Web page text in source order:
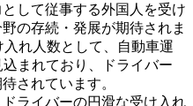
して従事する外国人を受け
の存続・発展が期待されま
れ人数として、自動車運
まれており、ドライバー
されています。
ライバーの円滑な受け入れ